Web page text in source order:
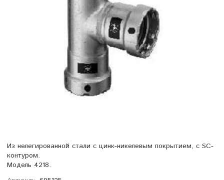
Из нелегированной стали с цинк-никелевым покрытием, с SC-
контуром.
Модель 4218.